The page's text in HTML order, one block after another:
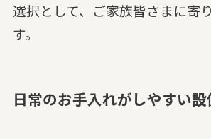
選択として、ご家族皆さまに寄
す。
日常のお手入れがしやすい